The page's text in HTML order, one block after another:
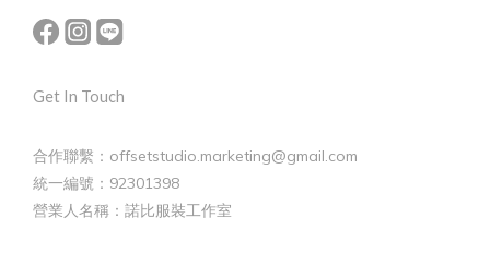
Get In Touch
合作聯繫：offsetstudio.marketing@gmail.com
統一編號：92301398
營業人名稱：諾比服裝工作室